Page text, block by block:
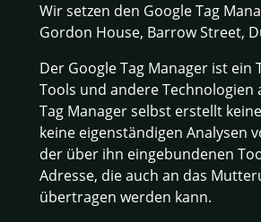
Wir setzen den Google Tag
Gordon House, Barrow Street,
Der Google Tag Manager ist
Tools und andere
Tag Manager selbst erstellt
keine eigenständigen Analysen
der über ihn eingebundenen
Adresse, die auch an das
übertragen werden kann.